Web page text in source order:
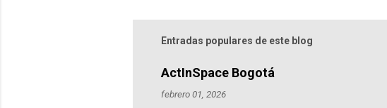
Entradas populares de este blog
ActInSpace Bogotá
febrero 01, 2026